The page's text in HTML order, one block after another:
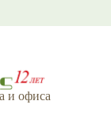
и офиса